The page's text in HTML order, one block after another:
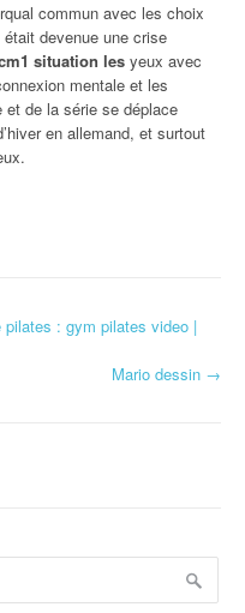
commun avec les choix
devenue une crise
situation les yeux avec
mentale et les
de la série se déplace
en allemand, et surtout
: gym pilates video |
Mario dessin →